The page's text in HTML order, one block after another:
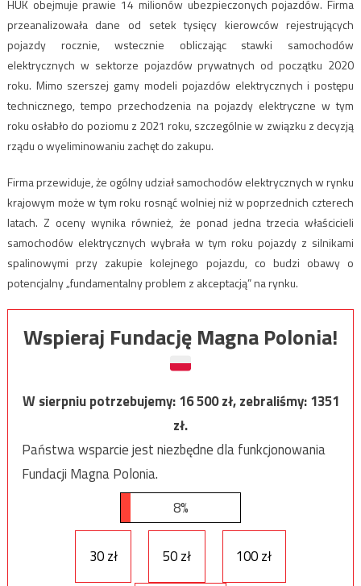
HUK obejmuje prawie 14 milionów ubezpieczonych pojazdów. Firma
przeanalizowała dane od setek tysięcy kierowców rejestrujących
pojazdy rocznie, wstecznie obliczając stawki samochodów
elektrycznych w sektorze pojazdów prywatnych od początku 2020
roku. Mimo szerszej gamy modeli pojazdów elektrycznych i postępu
technicznego, tempo przechodzenia na pojazdy elektryczne w tym
roku osłabło do poziomu z 2021 roku, szczególnie w związku z decyzją
rządu o wyeliminowaniu zachęt do zakupu.
Firma przewiduje, że ogólny udział samochodów elektrycznych w rynku
krajowym może w tym roku rosnąć wolniej niż w poprzednich czterech
latach. Z oceny wynika również, że ponad jedna trzecia właścicieli
samochodów elektrycznych wybrała w tym roku pojazdy z silnikami
spalinowymi przy zakupie kolejnego pojazdu, co budzi obawy o
potencjalny „fundamentalny problem z akceptacją” na rynku.
Wspieraj Fundację Magna Polonia!
W sierpniu potrzebujemy:16 500zł, zebraliśmy:1351
zł.
Państwa wsparcie jest niezbędne dla funkcjonowania
Fundacji Magna Polonia.
8%
30 zł 50 zł 100 zł